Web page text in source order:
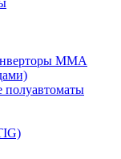
ММА
полуавтоматы